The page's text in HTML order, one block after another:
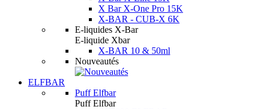
X Bar X-One Pro 15K
X-BAR - CUB-X 6K
E-liquides X-Bar
E-liquide Xbar
X-BAR 10 & 50ml
Nouveautés
ELFBAR
Puff Elfbar
Puff Elfbar